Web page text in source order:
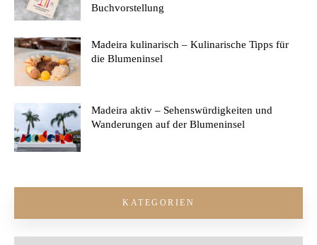
Buchvorstellung
Madeira kulinarisch – Kulinarische Tipps für
die Blumeninsel
Madeira aktiv – Sehenswürdigkeiten und
Wanderungen auf der Blumeninsel
KATEGORIEN